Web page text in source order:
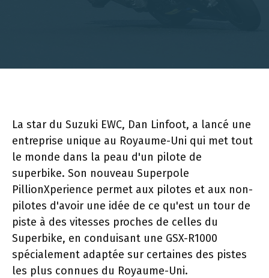
La star du Suzuki EWC, Dan Linfoot, a lancé une
entreprise unique au Royaume-Uni qui met tout
le monde dans la peau d'un pilote de
superbike. Son nouveau Superpole
PillionXperience permet aux pilotes et aux non-
pilotes d'avoir une idée de ce qu'est un tour de
piste à des vitesses proches de celles du
Superbike, en conduisant une GSX-R1000
spécialement adaptée sur certaines des pistes
les plus connues du Royaume-Uni.